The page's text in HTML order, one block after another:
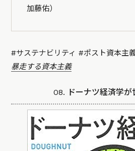
加藤佑）
#サステナビリティ #ポスト資本主
暴走する資本主義
08. ドーナツ経済学が